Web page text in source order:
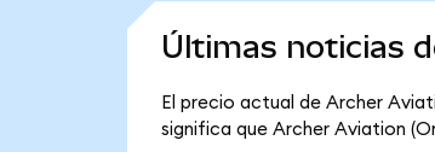
Últimas noticias
El precio actual de Archer
significa que Archer Aviation